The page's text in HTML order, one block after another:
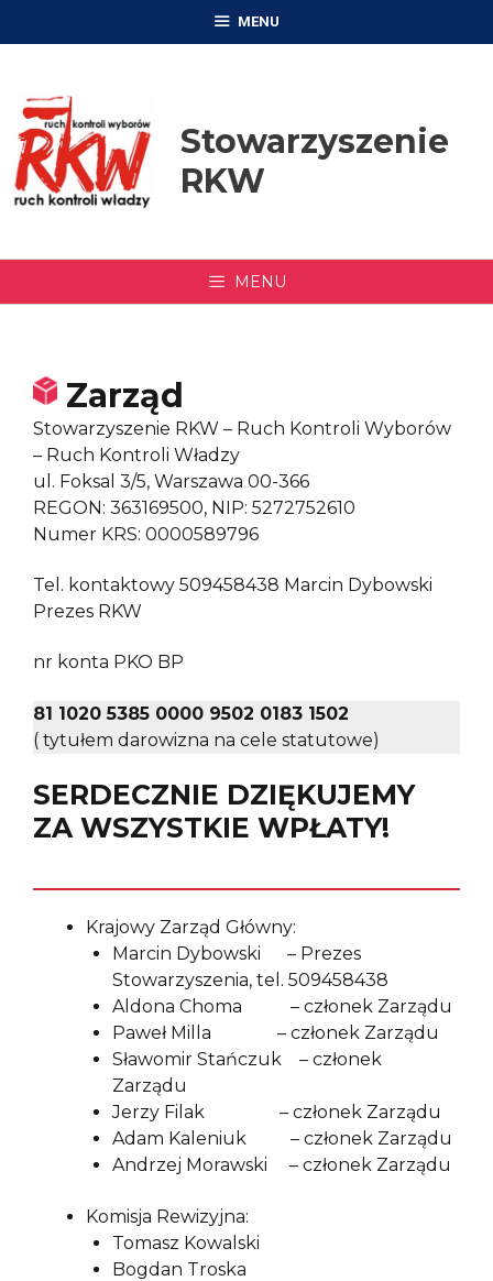
MENU
Stowarzyszenie
RKW
MENU
Zarząd
Stowarzyszenie RKW – Ruch Kontroli Wyborów
– Ruch Kontroli Władzy
ul. Foksal 3/5, Warszawa 00-366
REGON: 363169500, NIP: 5272752610
Numer KRS: 0000589796
Tel. kontaktowy 509458438 Marcin Dybowski
Prezes RKW
nr konta PKO BP
81 1020 5385 0000 9502 0183 1502
( tytułem darowizna na cele statutowe)
SERDECZNIE DZIĘKUJEMY
ZA WSZYSTKIE WPŁATY!
Krajowy Zarząd Główny:
Marcin Dybowski – Prezes
Stowarzyszenia, tel. 509458438
Aldona Choma – członek Zarządu
Paweł Milla – członek Zarządu
Sławomir Stańczuk – członek
Zarządu
Jerzy Filak – członek Zarządu
Adam Kaleniuk – członek Zarządu
Andrzej Morawski – członek Zarządu
Komisja Rewizyjna:
Tomasz Kowalski
Bogdan Troska